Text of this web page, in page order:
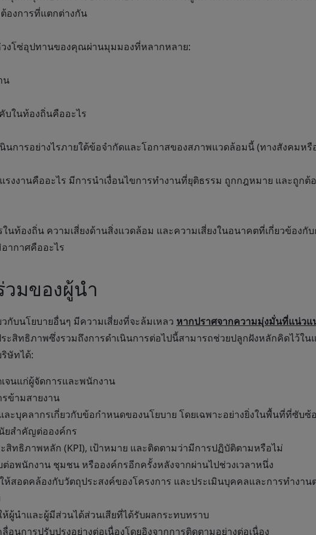
องการที่แตกต่างกัน
งโซ่อุปทานของคุณผ่านมุมมองที่หลากหลาย:
น
ในท้องถิ่นคืออะไร
นินการอย่างไรภายใต้ข้อจำกัดและโอกาสของสภาพแวดล้อมนี้ (ทางสังคมหรื
งงานคืออะไร มีการนำเงื่อนไขการทำงานที่ยุติธรรม ถูกกฎหมาย และถูกต้
นท้องถิ่น ความเสี่ยงด้านสิ่งแวดล้อม และความเสี่ยงในอนาคตที่เกี่ยวข้องกับ
ากาศคืออะไร
มของผู้นำ
วกับนโยบายอื่นๆ มีความเสี่ยงที่จะล้มเหลว หากปราศจากความมุ่งมั่นที่แน่วแ
ะสิทธิภาพซึ่งรวมถึงการดำเนินการต่อไปนี้สามารถช่วยปลูกฝังหลักคิดไว้ใน
ษัทได้:
จนแก่ผู้จัดการและพนักงาน
ข้ามสายงาน
ละบุคลากรเกี่ยวกับข้อกำหนดของนโยบาย โดยเฉพาะอย่างยิ่งในพื้นที่ที่ซับซ้
ยสำคัญต่อองค์กร
สิทธิภาพหลัก (KPI), เป้าหมาย และติดตามว่ามีการปฏิบัติตามหรือไม่
ต่อพนักงาน ชุมชน หรือองค์กรอีกครั้งหลังจากผ่านไปช่วงเวลาหนึ่ง
ห้สอดคล้องกับวัตถุประสงค์ของโครงการ และประเมินบุคคลและการทำงาน
ห้ผู้นำและผู้มีส่วนได้ส่วนเสียที่ได้รับผลกระทบทราบ
อนการปรับปรุงอย่างต่อเนื่องโดยอิงจากการติดตามอย่างต่อเนื่อง